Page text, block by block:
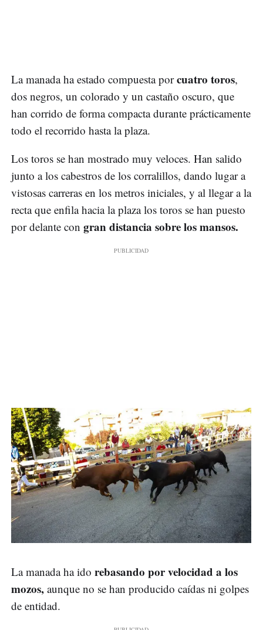
La manada ha estado compuesta porcuatro toros,
dos negros, un colorado y un castaño oscuro, que
han corrido de forma compacta durante prácticamente
todo el recorrido hasta la plaza.
Los toros se han mostrado muy veloces. Han salido
junto a los cabestros de los corralillos, dando lugar a
vistosas carreras en los metros iniciales, y al llegar a la
recta que enfila hacia la plaza los toros se han puesto
por delante con gran distancia sobre los mansos.
La manada ha ido rebasando por velocidad a los
mozos, aunque no se han producido caídas ni golpes
de entidad.